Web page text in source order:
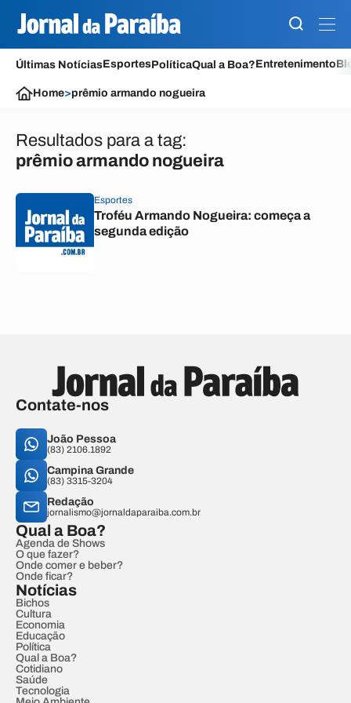
Últimas NotíciasEsportesPolíticaQual a Boa?Entretenimento
Home>prêmio armando nogueira
Resultados para a tag:
prêmio armando nogueira
Esportes
Troféu Armando Nogueira: começa a
segunda edição
Contate-nos
João Pessoa
(83) 2106.1892
Campina Grande
(83) 3315-3204
Redação
jornalismo@jornaldaparaiba.com.br
Qual a Boa?
Agenda de Shows
O que fazer?
Onde comer e beber?
Onde ficar?
Notícias
Bichos
Cultura
Economia
Educação
Política
Qual a Boa?
Cotidiano
Saúde
Tecnologia